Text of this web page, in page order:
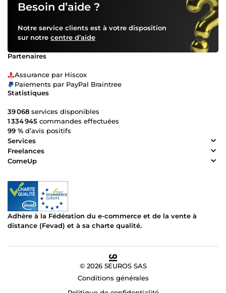
Besoin d’aide ?
Notre service clients est à votre disposition
sur notre centre d’aide
Partenaires
Assurance par Hiscox
Paiements par PayPal Braintree
Statistiques
39 068 services disponibles
1 334 945 commandes effectuées
99 % d’avis positifs
Services
Freelances
ComeUp
Adhère à la Fédération du e-commerce et de la vente à
distance (Fevad) et à sa charte qualité.
© 2026 5EUROS SAS
Conditions générales